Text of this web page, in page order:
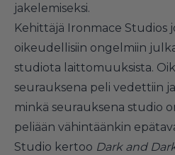
jakelemiseksi.
Kehittäjä Ironmace Studios
oikeudellisiin ongelmiin
studiota laittomuuksista.
seurauksena peli vedettiin
minkä seurauksena studio
peliään vähintäänkin
Studio kertoo Dark and